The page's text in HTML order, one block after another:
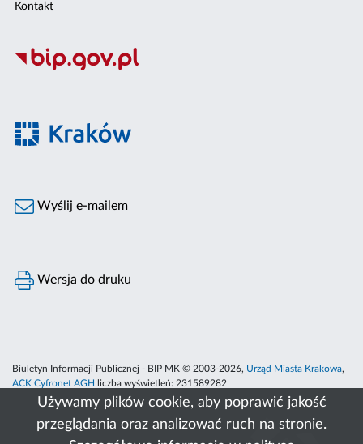
Używamy plików cookie, aby poprawić jakość
przeglądania oraz analizować ruch na stronie.
Kontakt
Wyślij e-mailem
Wersja do druku
Biuletyn Informacji Publicznej - BIP MK © 2003-2026, Urząd Miasta Krakowa,
ACK Cyfronet AGH
liczba wyświetleń: 231589282